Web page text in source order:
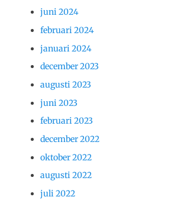
juni 2024
februari 2024
januari 2024
december 2023
augusti 2023
juni 2023
februari 2023
december 2022
oktober 2022
augusti 2022
juli 2022